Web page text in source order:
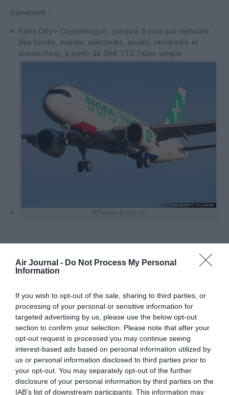
Air Journal - Do Not Process My Personal
Information
If you wish to opt-out of the sale, sharing to third parties, or
processing of your personal or sensitive information for
targeted advertising by us, please use the below opt-out
section to confirm your selection. Please note that after your
opt-out request is processed you may continue seeing
interest-based ads based on personal information utilized by
us or personal information disclosed to third parties prior to
your opt-out. You may separately opt-out of the further
disclosure of your personal information by third parties on the
IAB’s list of downstream participants. This information may
Danemark :
Paris Orly – Copenhague : jusqu’à 6 vols par semaine
(les lundis, mardis, mercredis, jeudis, vendredis et
dimanches), à partir de 36€ TTC l’aller simple
©Transavia France
Vous avez apprécié l’article ?
Soutenez-nous, faites un don !
NOUS SOUTENIR
PARTAGER L'ARTICLE